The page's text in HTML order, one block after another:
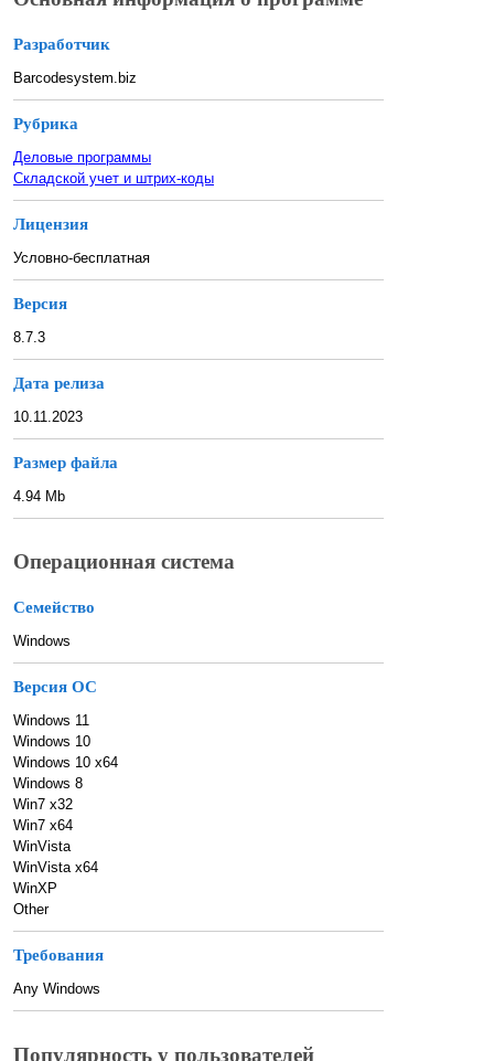
Разработчик
Barcodesystem.biz
Рубрика
Деловые программы
Складской учет и штрих-коды
Лицензия
Условно-бесплатная
Версия
8.7.3
Дата релиза
10.11.2023
Размер файла
4.94 Mb
Операционная система
Семейство
Windows
Версия ОС
Windows 11
Windows 10
Windows 10 x64
Windows 8
Win7 x32
Win7 x64
WinVista
WinVista x64
WinXP
Other
Требования
Any Windows
Популярность у пользователей